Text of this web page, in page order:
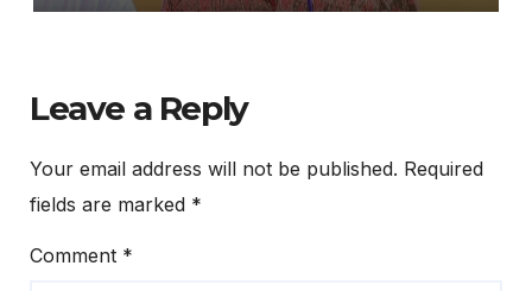
Leave a Reply
Your email address will not be published. Required
fields are marked *
Comment *